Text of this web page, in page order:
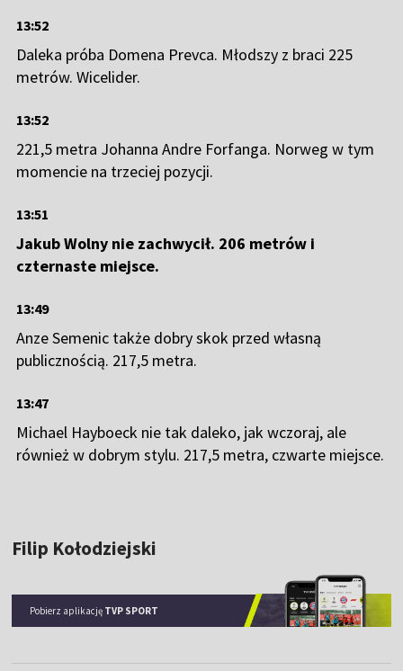
13:52
Daleka próba Domena Prevca. Młodszy z braci 225
metrów. Wicelider.
13:52
221,5 metra Johanna Andre Forfanga. Norweg w tym
momencie na trzeciej pozycji.
13:51
Jakub Wolny nie zachwycił. 206 metrów i
czternaste miejsce.
13:49
Anze Semenic także dobry skok przed własną
publicznością. 217,5 metra.
13:47
Michael Hayboeck nie tak daleko, jak wczoraj, ale
również w dobrym stylu. 217,5 metra, czwarte miejsce.
Filip Kołodziejski
Pobierz aplikację TVP SPORT